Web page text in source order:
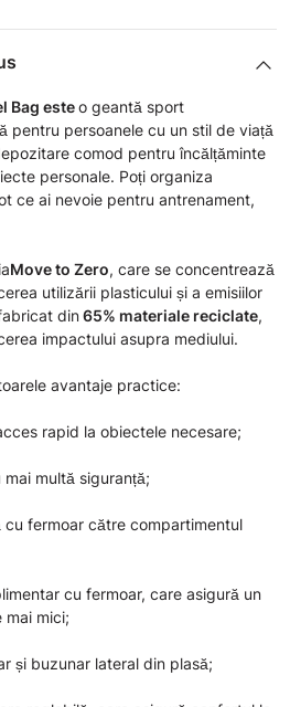
Bag esteo geantă sport
pentru persoanele cu un stil de viață
comod pentru încălțăminte
personale. Poți organiza
ce ai nevoie pentru antrenament,
Move to Zero, care se concentrează
utilizării plasticului și a emisiilor
din65% materiale reciclate,
impactului asupra mediului.
avantaje practice:
rapid la obiectele necesare;
multă siguranță;
fermoar către compartimentul
cu fermoar, care asigură un
mai mici;
și buzunar lateral din plasă;